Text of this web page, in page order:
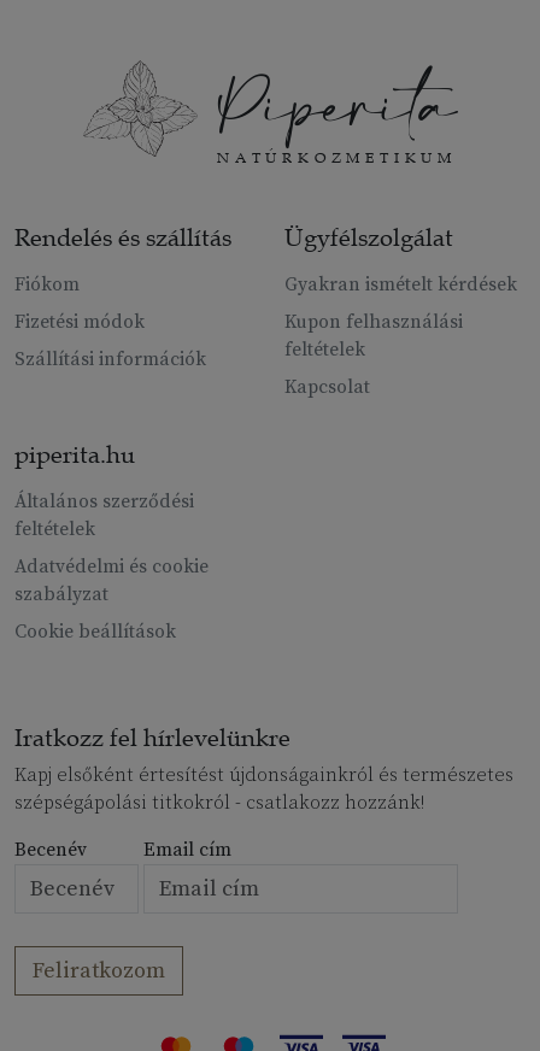
Piperita
NATÚRKOZMETIKUM
Rendelés és szállítás
Fiókom
Fizetési módok
Szállítási információk
Ügyfélszolgálat
Gyakran ismételt kérdések
Kupon felhasználási
feltételek
Kapcsolat
piperita.hu
Általános szerződési
feltételek
Adatvédelmi és cookie
szabályzat
Cookie beállítások
Iratkozz fel hírlevelünkre
Kapj elsőként értesítést újdonságainkról és természetes
szépségápolási titkokról - csatlakozz hozzánk!
Becenév Email cím
Feliratkozom